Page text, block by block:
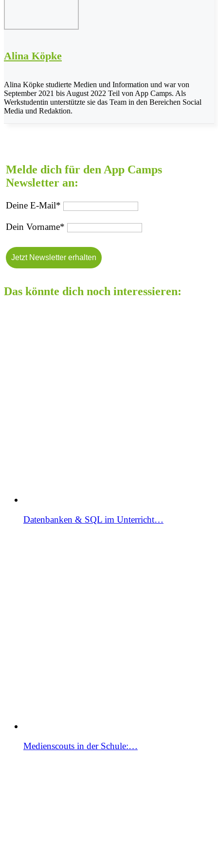
Alina Köpke
Alina Köpke studierte Medien und Information und war von
September 2021 bis August 2022 Teil von App Camps. Als
Werkstudentin unterstützte sie das Team in den Bereichen Social
Media und Redaktion.
Melde dich für den App Camps
Newsletter an:
Deine E-Mail*
Dein Vorname*
Das könnte dich noch interessieren:
Datenbanken & SQL im Unterricht…
Medienscouts in der Schule:…